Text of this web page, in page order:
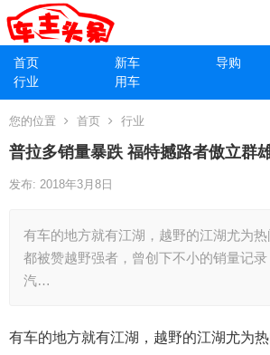
首页 新车 导购
行业
用车
您的位置 首页 行业
普拉多销量暴跌 福特撼路者傲立群
发布: 2018年3月8日
有车的地方就有江湖，越野的江湖尤为
都被赞越野强者，曾创下不小的销量记录
汽…
有车的地方就有江湖，越野的江湖尤为